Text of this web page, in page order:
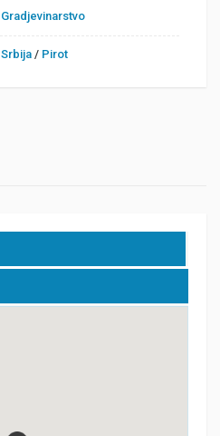
Gradjevinarstvo
Srbija / Pirot